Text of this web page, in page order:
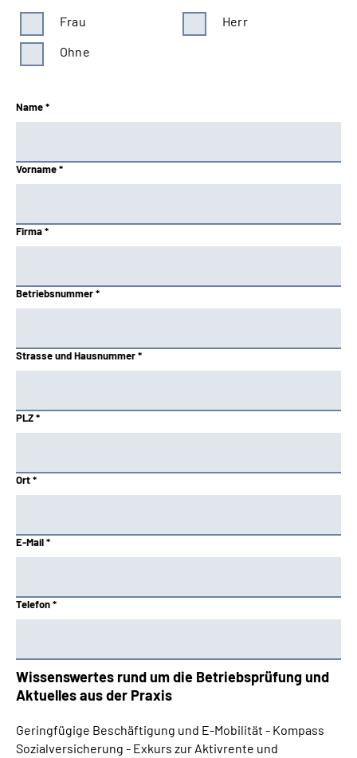
Frau
Herr
Ohne
Name *
Vorname *
Firma *
Betriebsnummer *
Strasse und Hausnummer *
PLZ *
Ort *
E-Mail *
Telefon *
Wissenswertes rund um die Betriebsprüfung und
Aktuelles aus der Praxis
Geringfügige Beschäftigung und E-Mobilität - Kompass
Sozialversicherung - Exkurs zur Aktivrente und